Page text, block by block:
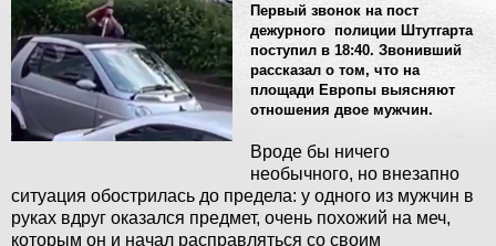
Первый звонок на пост
дежурного полиции Штутгарта
поступил в 18:40. Звонивший
рассказал о том, что на
площади Европы выясняют
отношения двое мужчин.
Вроде бы ничего
необычного, но внезапно
ситуация обострилась до предела: у одного из мужчин в
руках вдруг оказался предмет, очень похожий на меч,
которым он и начал расправляться со своим